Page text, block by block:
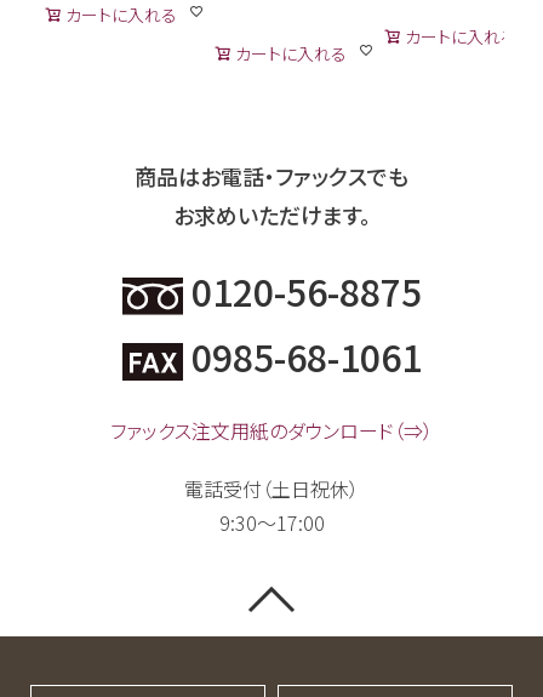
カートに入れる
カートに入れる
カートに入れる
商品はお電話・ファックスでも
お求めいただけます。
0120-56-8875
0985-68-1061
ファックス注文用紙のダウンロード（⇒）
電話受付（土日祝休）
9:30～17:00